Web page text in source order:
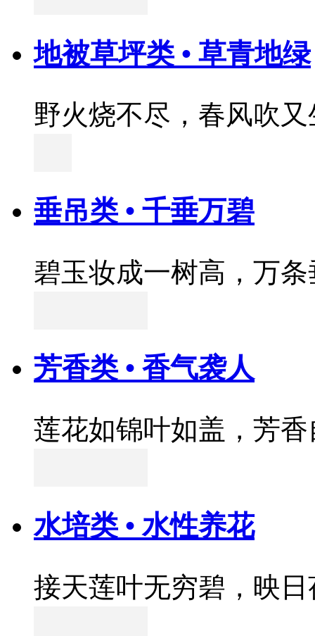
地被草坪类 • 草青地绿
野火烧不尽，春风吹又
垂吊类 • 千垂万碧
碧玉妆成一树高，万
芳香类 • 香气袭人
莲花如锦叶如盖，芳
水培类 • 水性养花
接天莲叶无穷碧，映